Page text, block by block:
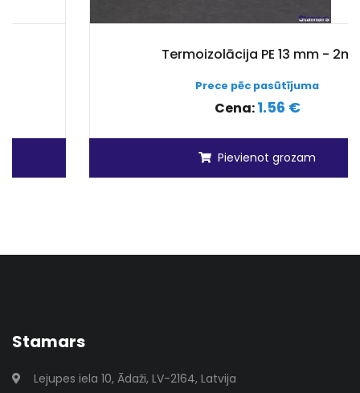
Termoizolācija PE 13 mm - 2m
Prece pēc pasūtījuma
1.56 €
Pievienot grozam
Stamars
Lejupes iela 10, Ādaži, LV-2164, Latvija